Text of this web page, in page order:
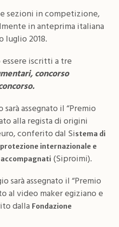
sezioni in competizione,
in anteprima italiana
2018.
iscritti a tre
concorso
assegnato il “Premio
alla regista di origini
conferito dal Sistema di
internazionale e
(Siproimi).
sarà assegnato il “Premio
al video maker egiziano e
dalla Fondazione